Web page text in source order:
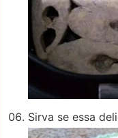
Sirva se essa